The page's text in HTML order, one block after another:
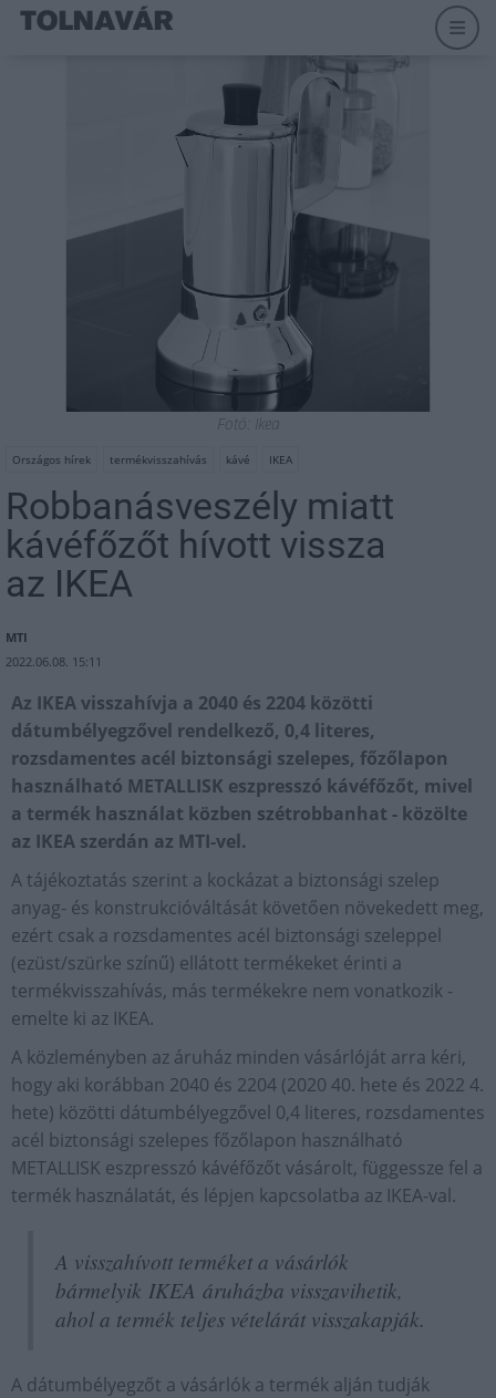
Fotó: Ikea
Országos hírek termékvisszahívás kávé IKEA
Robbanásveszély miatt
kávéfőzőt hívott vissza
az IKEA
MTI
2022.06.08. 15:11
Az IKEA visszahívja a 2040 és 2204 közötti
dátumbélyegzővel rendelkező, 0,4 literes,
rozsdamentes acél biztonsági szelepes, főzőlapon
használható METALLISK eszpresszó kávéfőzőt, mivel
a termék használat közben szétrobbanhat - közölte
az IKEA szerdán az MTI-vel.
A tájékoztatás szerint a kockázat a biztonsági szelep
anyag- és konstrukcióváltását követően növekedett meg,
ezért csak a rozsdamentes acél biztonsági szeleppel
(ezüst/szürke színű) ellátott termékeket érinti a
termékvisszahívás, más termékekre nem vonatkozik -
emelte ki az IKEA.
A közleményben az áruház minden vásárlóját arra kéri,
hogy aki korábban 2040 és 2204 (2020 40. hete és 2022 4.
hete) közötti dátumbélyegzővel 0,4 literes, rozsdamentes
acél biztonsági szelepes főzőlapon használható
METALLISK eszpresszó kávéfőzőt vásárolt, függessze fel a
termék használatát, és lépjen kapcsolatba az IKEA-val.
A visszahívott terméket a vásárlók
bármelyik IKEA áruházba visszavihetik,
ahol a termék teljes vételárát visszakapják.
A dátumbélyegzőt a vásárlók a termék alján tudják